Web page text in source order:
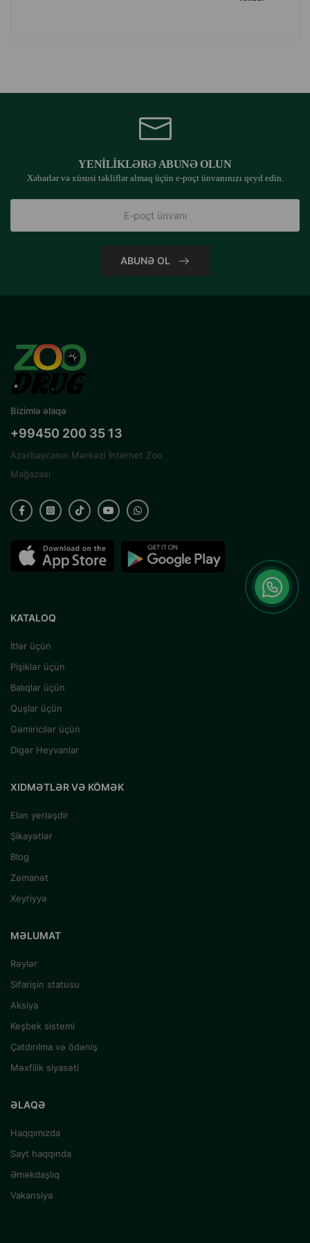
YENILIKLƏRƏ ABUNƏ OLUN
Xəbərlər və xüsusi təkliflər almaq üçün e-poçt ünvanınızı qeyd edin.
ABUNƏ OL
Bizimlə əlaqə
+99450 200 35 13
Azərbaycanın Mərkəzi İnternet Zoo
Mağazası
KATALOQ
İtlər üçün
Pişiklər üçün
Balıqlar üçün
Quşlar üçün
Gəmiricilər üçün
Digər Heyvanlar
XIDMƏTLƏR VƏ KÖMƏK
Elan yerləşdir
Şikayətlər
Blog
Zəmanət
Xeyriyyə
MƏLUMAT
Rəylər
Sifarişin statusu
Aksiya
Keşbek sistemi
Çatdırılma və ödəniş
Məxfilik siyasəti
ƏLAQƏ
Haqqımızda
Sayt haqqında
Əməkdaşlıq
Vakansiya